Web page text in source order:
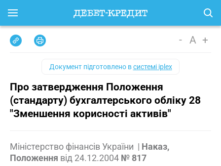
- A +
Документ підготовлено всистемі iplex
Про затвердження Положення
(стандарту) бухгалтерського обліку 28
"Зменшення корисності активів"
Міністерство фінансів України | Наказ,
Положення від 24.12.2004 № 817